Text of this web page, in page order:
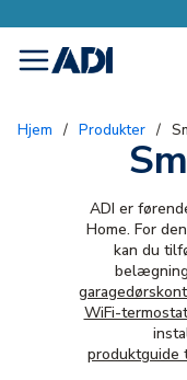
menu
Hjem / Produkter /
ADI er
Home. For
kan du
WiFi-
produktguide